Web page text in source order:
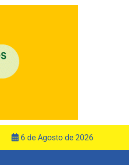
6 de Agosto de 2026